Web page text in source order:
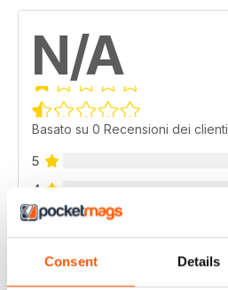
Consent Details
N/A
Basato su 0 Recensioni dei clienti
5
4
3